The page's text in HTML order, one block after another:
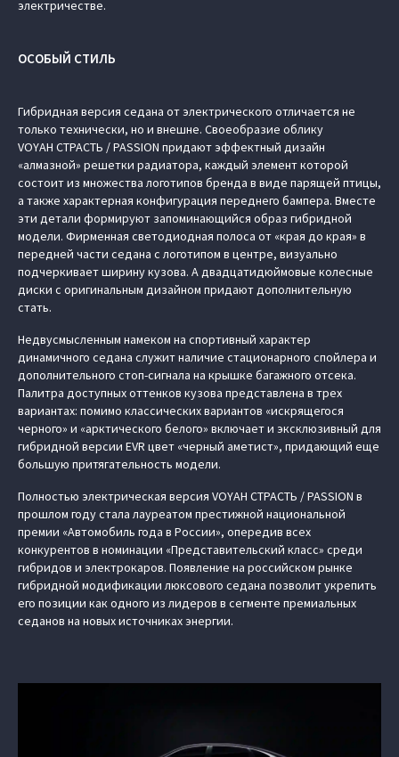
электричестве.
ОСОБЫЙ СТИЛЬ
Гибридная версия седана от электрического отличается не
только технически, но и внешне. Своеобразие облику
VOYAH СТРАСТЬ / PASSION придают эффектный дизайн
«алмазной» решетки радиатора, каждый элемент которой
состоит из множества логотипов бренда в виде парящей птицы,
а также характерная конфигурация переднего бампера. Вместе
эти детали формируют запоминающийся образ гибридной
модели. Фирменная светодиодная полоса от «края до края» в
передней части седана с логотипом в центре, визуально
подчеркивает ширину кузова. А двадцатидюймовые колесные
диски с оригинальным дизайном придают дополнительную
стать.
Недвусмысленным намеком на спортивный характер
динамичного седана служит наличие стационарного спойлера и
дополнительного стоп-сигнала на крышке багажного отсека.
Палитра доступных оттенков кузова представлена в трех
вариантах: помимо классических вариантов «искрящегося
черного» и «арктического белого» включает и эксклюзивный для
гибридной версии EVR цвет «черный аметист», придающий еще
большую притягательность модели.
Полностью электрическая версия VOYAH СТРАСТЬ / PASSION в
прошлом году стала лауреатом престижной национальной
премии «Автомобиль года в России», опередив всех
конкурентов в номинации «Представительский класс» среди
гибридов и электрокаров. Появление на российском рынке
гибридной модификации люксового седана позволит укрепить
его позиции как одного из лидеров в сегменте премиальных
седанов на новых источниках энергии.